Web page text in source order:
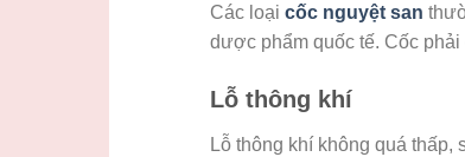
Các loại cốc nguyệt san
dược phẩm quốc tế. Cốc
Lỗ thông khí
Lỗ thông khí không quá